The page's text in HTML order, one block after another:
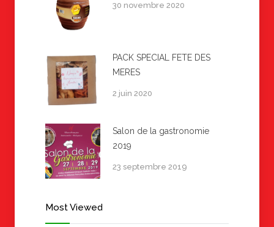
30 novembre 2020
PACK SPECIAL FETE DES
MERES
2 juin 2020
Salon de la gastronomie
2019
23 septembre 2019
Most Viewed